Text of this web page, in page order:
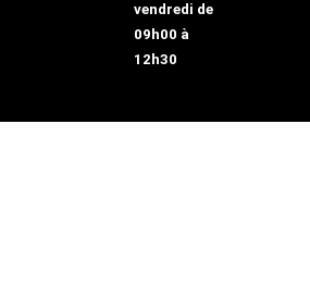
vendredi de
09h00 à
12h30